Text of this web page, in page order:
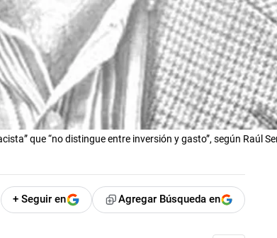
que “no distingue entre inversión y gasto”, según Raúl
+ Seguir en Agregar Búsqueda en